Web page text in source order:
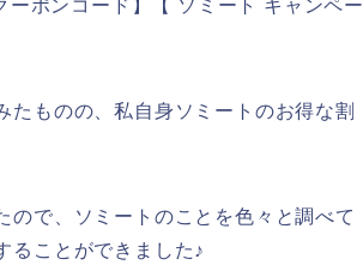
ポンコード】【 ソミート キャンペー
ものの、私自身ソミートのお得な割
ので、ソミートのことを色々と調べて
ることができました♪